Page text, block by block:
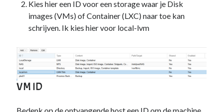
Kies hier een ID voor een storage waar je Disk
images (VMs) of Container (LXC) naar toe kan
schrijven. Ik kies hier voor local-lvm
VM ID
Bedenk op de ontvangende host een ID om de machine